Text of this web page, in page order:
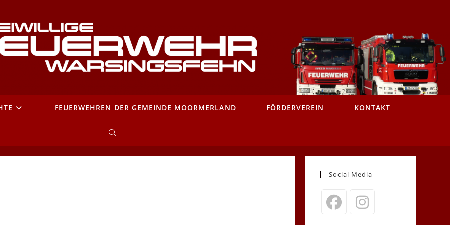
FEUERWEHREN DER GEMEINDE MOORMERLAND FÖRDERVEREIN KONTAKT
WEBSITE-
SUCHE
Social Media